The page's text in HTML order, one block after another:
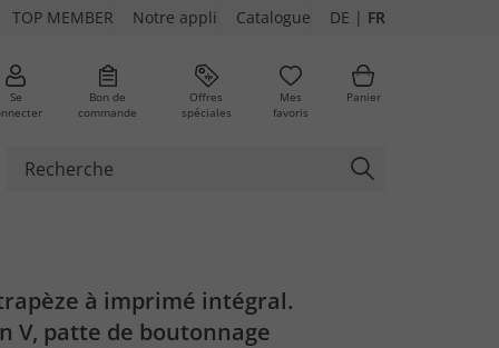
TOP MEMBER Notre appli Catalogue DE | FR
Se
Bon de
commande
Offres
spéciales
Mes
favoris
Panier
à imprimé intégral.
V, patte de boutonnage